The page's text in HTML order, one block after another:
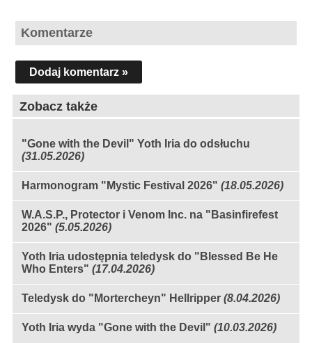
Komentarze
Dodaj komentarz »
Zobacz także
"Gone with the Devil" Yoth Iria do odsłuchu
(31.05.2026)
Harmonogram "Mystic Festival 2026" (18.05.2026)
W.A.S.P., Protector i Venom Inc. na "Basinfirefest
2026" (5.05.2026)
Yoth Iria udostępnia teledysk do "Blessed Be He
Who Enters" (17.04.2026)
Teledysk do "Mortercheyn" Hellripper (8.04.2026)
Yoth Iria wyda "Gone with the Devil" (10.03.2026)